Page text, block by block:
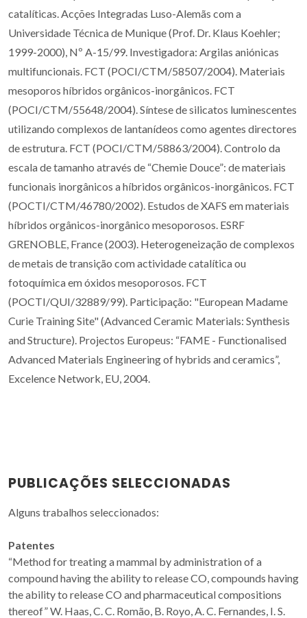
catalíticas. Acções Integradas Luso-Alemãs com a
Universidade Técnica de Munique (Prof. Dr. Klaus Koehler;
1999-2000), Nº A-15/99. Investigadora: Argilas aniónicas
multifuncionais. FCT (POCI/CTM/58507/2004). Materiais
mesoporos híbridos orgânicos-inorgânicos. FCT
(POCI/CTM/55648/2004). Síntese de silicatos luminescentes
utilizando complexos de lantanídeos como agentes directores
de estrutura. FCT (POCI/CTM/58863/2004). Controlo da
escala de tamanho através de “Chemie Douce”: de materiais
funcionais inorgânicos a híbridos orgânicos-inorgânicos. FCT
(POCTI/CTM/46780/2002). Estudos de XAFS em materiais
híbridos orgânicos-inorgânico mesoporosos. ESRF
GRENOBLE, France (2003). Heterogeneização de complexos
de metais de transição com actividade catalítica ou
fotoquímica em óxidos mesoporosos. FCT
(POCTI/QUI/32889/99). Participação: "European Madame
Curie Training Site" (Advanced Ceramic Materials: Synthesis
and Structure). Projectos Europeus: “FAME - Functionalised
Advanced Materials Engineering of hybrids and ceramics”,
Excelence Network, EU, 2004.
PUBLICAÇÕES SELECCIONADAS
Alguns trabalhos seleccionados:
Patentes
“Method for treating a mammal by administration of a
compound having the ability to release CO, compounds having
the ability to release CO and pharmaceutical compositions
thereof” W. Haas, C. C. Romão, B. Royo, A. C. Fernandes, I. S.